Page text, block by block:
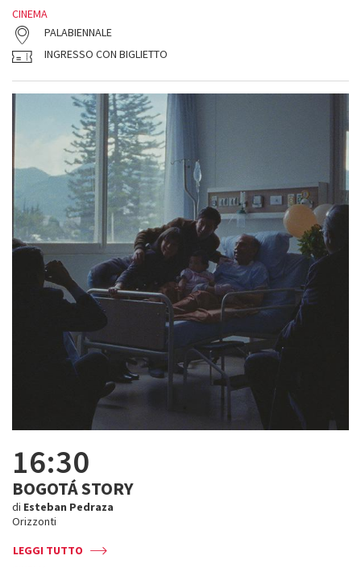
CINEMA
PALABIENNALE
INGRESSO CON BIGLIETTO
16:30
BOGOTÁ STORY
di Esteban Pedraza
Orizzonti
LEGGI TUTTO